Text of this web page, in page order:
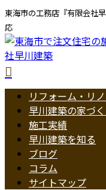
東海市の工務店『有限会社
応
リフォーム・リ
早川建築の家づ
施工実績
早川建築を知る
ブログ
コラム
サイトマップ